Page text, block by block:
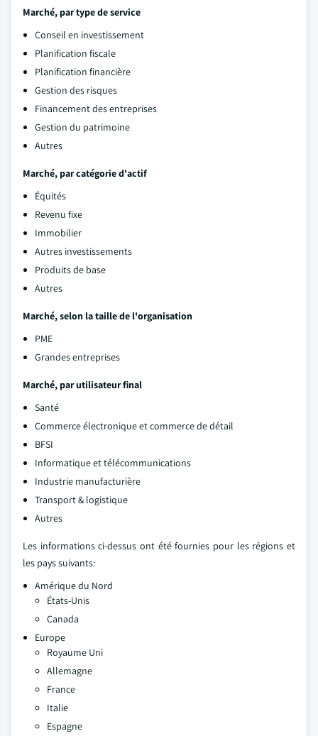
Marché, par type de service
Conseil en investissement
Planification fiscale
Planification financière
Gestion des risques
Financement des entreprises
Gestion du patrimoine
Autres
Marché, par catégorie d'actif
Équités
Revenu fixe
Immobilier
Autres investissements
Produits de base
Autres
Marché, selon la taille de l'organisation
PME
Grandes entreprises
Marché, par utilisateur final
Santé
Commerce électronique et commerce de détail
BFSI
Informatique et télécommunications
Industrie manufacturière
Transport & logistique
Autres
Les informations ci-dessus ont été fournies pour les régions et
les pays suivants:
Amérique du Nord
États-Unis
Canada
Europe
Royaume Uni
Allemagne
France
Italie
Espagne